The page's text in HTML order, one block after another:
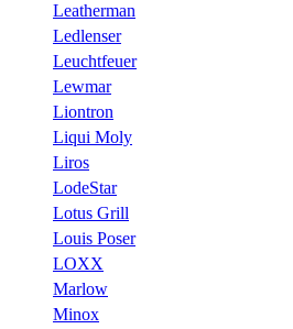
Leatherman
Ledlenser
Leuchtfeuer
Lewmar
Liontron
Liqui Moly
Liros
LodeStar
Lotus Grill
Louis Poser
LOXX
Marlow
Minox